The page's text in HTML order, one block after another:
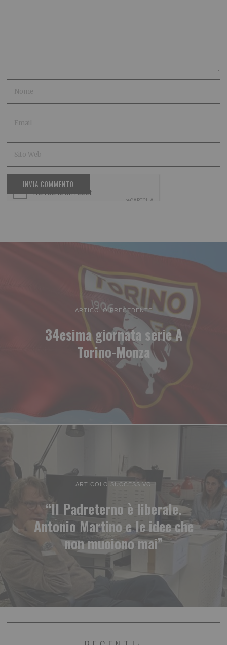
ARTICOLO PRECEDENTE
34esima giornata serie A
Torino-Monza
ARTICOLO SUCCESSIVO
“Il Padreterno è liberale.
Antonio Martino e le idee che
non muoiono mai”